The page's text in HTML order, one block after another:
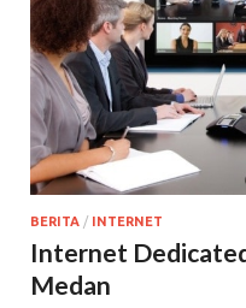
BERITA / INTERNET
Internet
Medan